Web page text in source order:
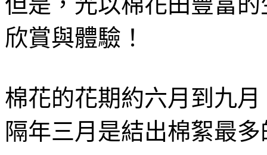
欣賞與體驗！
棉花的花期約六月到九
隔年三月是結出棉絮最